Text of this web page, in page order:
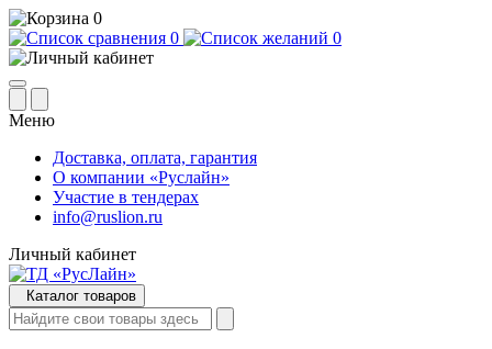
0
0
0
Меню
Доставка, оплата, гарантия
О компании «Руслайн»
Участие в тендерах
info@ruslion.ru
Личный кабинет
Каталог товаров